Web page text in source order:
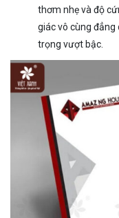
thơm nhẹ và độ
giác vô cùng đẳng
trọng vượt bậc.